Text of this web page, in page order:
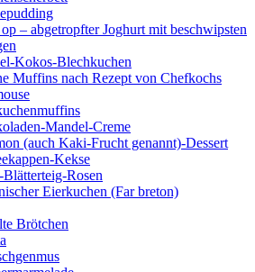
– abgetropfter Joghurt mit beschwipsten
Kokos-Blechkuchen
Muffins nach Rezept von Chefkochs
Mandel-Creme
(auch Kaki-Frucht genannt)-Dessert
Kekse
Rosen
Eierkuchen (Far breton)
Brötchen